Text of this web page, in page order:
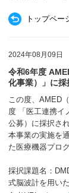
トップペー
2024年08月09日
令和6年度
化事業）」に採
この度、AMED
度 「医工連携イ
公募）に採択さ
本事業の実施を
た医療機器プロ
採択課題名：
式脳波計を用い